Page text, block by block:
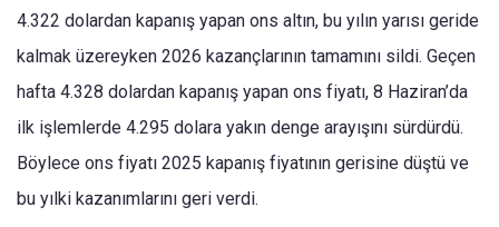
4.322 dolardan kapanış yapan ons altın, bu yılın yarısı geride
kalmak üzereyken 2026 kazançlarının tamamını sildi. Geçen
hafta 4.328 dolardan kapanış yapan ons fiyatı, 8 Haziran’da
ilk işlemlerde 4.295 dolara yakın denge arayışını sürdürdü.
Böylece ons fiyatı 2025 kapanış fiyatının gerisine düştü ve
bu yılki kazanımlarını geri verdi.